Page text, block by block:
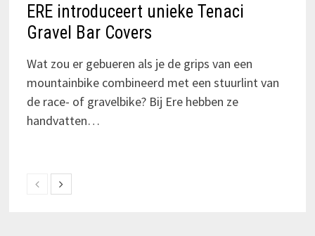
ERE introduceert unieke Tenaci
Gravel Bar Covers
Wat zou er gebueren als je de grips van een
mountainbike combineerd met een stuurlint van
de race- of gravelbike? Bij Ere hebben ze
handvatten…